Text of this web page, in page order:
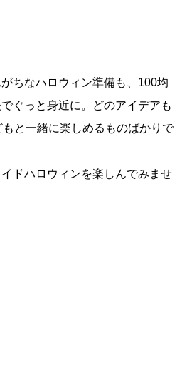
がちなハロウィン準備も、100均
ぐっと身近に。どのアイデアも
と一緒に楽しめるものばかりで
ドハロウィンを楽しんでみませ